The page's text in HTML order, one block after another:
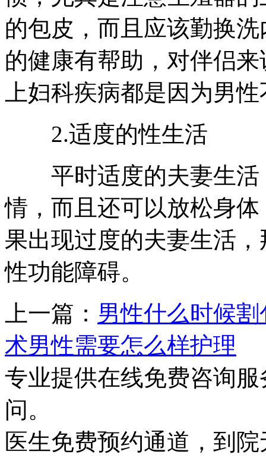
的包皮，而且应该勤换
的健康有帮助，对伴侣
上妇科疾病都是因为男
2.适度的性生活
平时适度的夫妻生活
情，而且还可以放松身
果出现过度的夫妻生活
性功能障碍。
上一篇： 男性什么时候
术男性需要怎么样护理
专业提供在线免费咨询
问。
医生免费预约通道，到